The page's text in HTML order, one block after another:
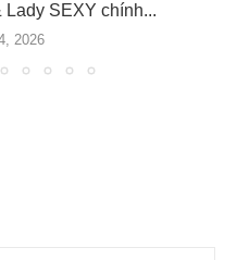
Lady SEXY chính...
2026